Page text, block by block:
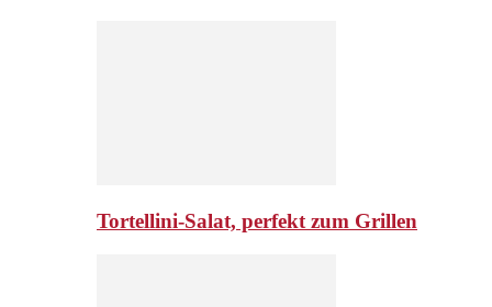
Tortellini-Salat, perfekt zum Grillen